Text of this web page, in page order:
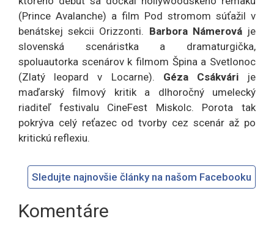
(Prince Avalanche) a film Pod stromom súťažil v
benátskej sekcii Orizzonti. Barbora Námerová je
slovenská scenáristka a dramaturgička,
spoluautorka scenárov k filmom Špina a Svetlonoc
(Zlatý leopard v Locarne). Géza Csákvárije
maďarský filmový kritik a dlhoročný umelecký
riaditeľ festivalu CineFest Miskolc. Porota tak
pokrýva celý reťazec od tvorby cez scenár až po
kritickú reflexiu.
Sledujte najnovšie články na našom Facebooku
Komentáre